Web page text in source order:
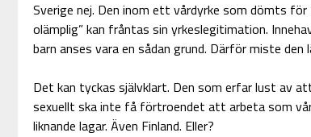
Sverige nej. Den inom ett vårdyrke som dömts för
olämplig” kan fråntas sin yrkeslegitimation.
barn anses vara en sådan grund. Därför miste
Det kan tyckas självklart. Den som erfar lust av
sexuellt ska inte få förtroendet att arbeta som
liknande lagar. Även Finland. Eller?